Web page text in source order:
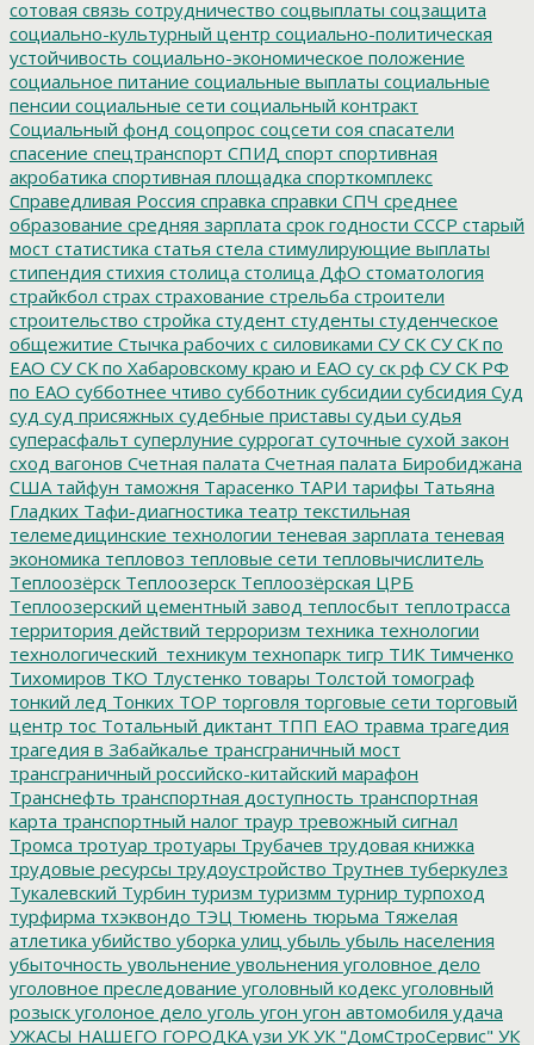
сотовая связь сотрудничество соцвыплаты соцзащита
социально-культурный центр социально-политическая
устойчивость социально-экономическое положение
социальное питание социальные выплаты социальные
пенсии социальные сети социальный контракт
Социальный фонд соцопрос соцсети соя спасатели
спасение спецтранспорт СПИД спорт спортивная
акробатика спортивная площадка спорткомплекс
Справедливая Россия справка справки СПЧ среднее
образование средняя зарплата срок годности СССР старый
мост статистика статья стела стимулирующие выплаты
стипендия стихия столица столица ДфО стоматология
страйкбол страх страхование стрельба строители
строительство стройка студент студенты студенческое
общежитие Стычка рабочих с силовиками СУ СК СУ СК по
ЕАО СУ СК по Хабаровскому краю и ЕАО су ск рф СУ СК РФ
по ЕАО субботнее чтиво субботник субсидии субсидия Суд
суд суд присяжных судебные приставы судьи судья
суперасфальт суперлуние суррогат суточные сухой закон
сход вагонов Счетная палата Счетная палата Биробиджана
США тайфун таможня Тарасенко ТАРИ тарифы Татьяна
Гладких Тафи-диагностика театр текстильная
телемедицинские технологии теневая зарплата теневая
экономика тепловоз тепловые сети тепловычислитель
Теплоозёрск Теплоозерск Теплоозёрская ЦРБ
Теплоозерский цементный завод теплосбыт теплотрасса
территория действий терроризм техника технологии
технологический_техникум технопарк тигр ТИК Тимченко
Тихомиров ТКО Тлустенко товары Толстой томограф
тонкий лед Тонких ТОР торговля торговые сети торговый
центр тос Тотальный диктант ТПП ЕАО травма трагедия
трагедия в Забайкалье трансграничный мост
трансграничный российско-китайский марафон
Транснефть транспортная доступность транспортная
карта транспортный налог траур тревожный сигнал
Тромса тротуар тротуары Трубачев трудовая книжка
трудовые ресурсы трудоустройство Трутнев туберкулез
Тукалевский Турбин туризм туризмм турнир турпоход
турфирма тхэквондо ТЭЦ Тюмень тюрьма Тяжелая
атлетика убийство уборка улиц убыль убыль населения
убыточность увольнение увольнения уголовное дело
уголовное преследование уголовный кодекс уголовный
розыск уголоное дело уголь угон угон автомобиля удача
УЖАСЫ НАШЕГО ГОРОДКА узи УК УК "ДомСтроСервис" УК